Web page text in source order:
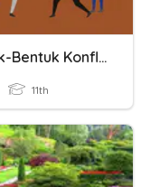
Bentuk-Bentuk Konflik
11th